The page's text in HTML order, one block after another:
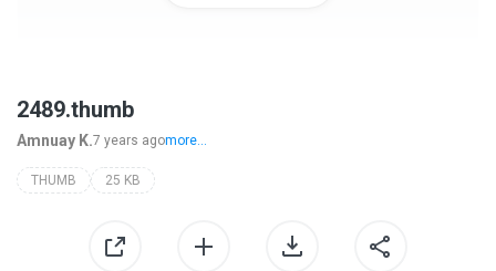
2489.thumb
Amnuay K.7 years agomore...
THUMB 25 KB